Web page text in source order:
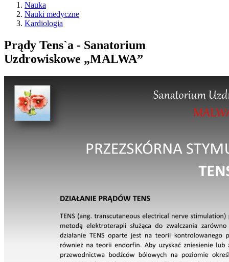
Nauka
Nauki medyczne
Kardiologia
Prądy Tens`a - Sanatorium
Uzdrowiskowe „MALWA”